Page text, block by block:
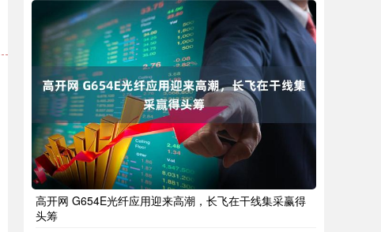
高开网 G654E光纤应用迎来高潮，长飞在干线集采赢得
头筹